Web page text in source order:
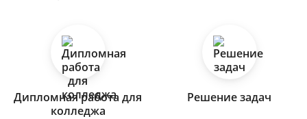
Дипломная работа для
колледжа
Решение задач